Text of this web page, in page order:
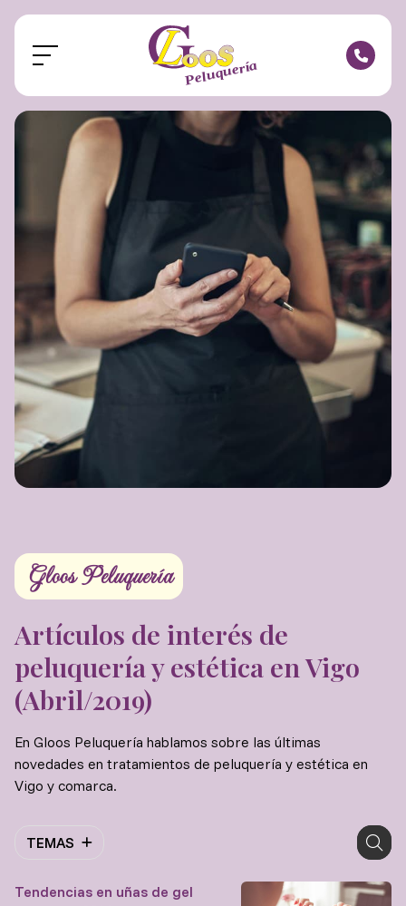
Gloos Peluquería
Artículos de interés de
peluquería y estética en Vigo
(Abril/2019)
En Gloos Peluquería hablamos sobre las últimas
novedades en tratamientos de peluquería y estética en
Vigo y comarca.
TEMAS
Tendencias en uñas de gel